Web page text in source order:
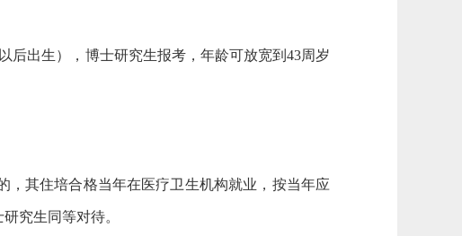
出生），博士研究生报考，年龄可放宽到43周岁
其住培合格当年在医疗卫生机构就业，按当年应
究生同等对待。